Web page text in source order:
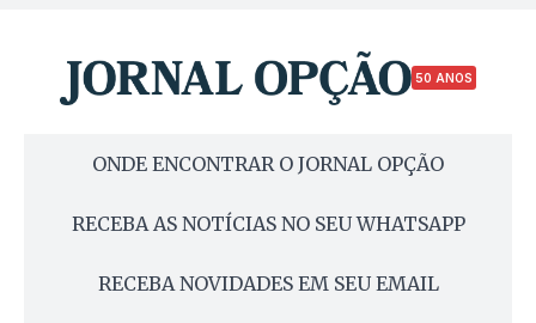
50 ANOS
ONDE ENCONTRAR O JORNAL OPÇÃO
RECEBA AS NOTÍCIAS NO SEU WHATSAPP
RECEBA NOVIDADES EM SEU EMAIL